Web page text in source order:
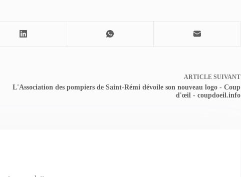
ARTICLE SUIVANT
L'Association des pompiers de Saint-Rémi dévoile son nouveau logo - Coup
d'œil - coupdoeil.info